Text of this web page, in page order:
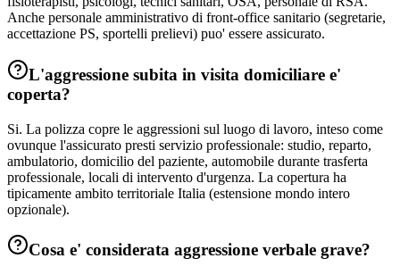
Anche personale amministrativo di front-office sanitario (segretarie,
accettazione PS, sportelli prelievi) puo' essere assicurato.
L'aggressione subita in visita domiciliare e'
coperta?
Si. La polizza copre le aggressioni sul luogo di lavoro, inteso come
ovunque l'assicurato presti servizio professionale: studio, reparto,
ambulatorio, domicilio del paziente, automobile durante trasferta
professionale, locali di intervento d'urgenza. La copertura ha
tipicamente ambito territoriale Italia (estensione mondo intero
opzionale).
Cosa e' considerata aggressione verbale grave?